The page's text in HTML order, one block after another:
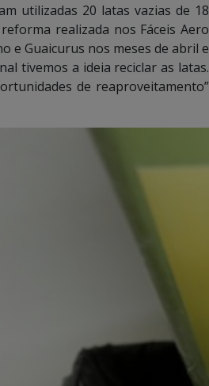
utilizadas 20 latas vazias de 18
realizada nos Fáceis Aero
e Guaicurus nos meses de abril e
tivemos a ideia reciclar as latas.
de reaproveitamento”